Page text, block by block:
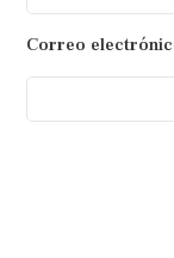
Correo